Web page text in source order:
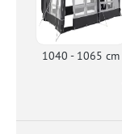
1040 - 1065 cm